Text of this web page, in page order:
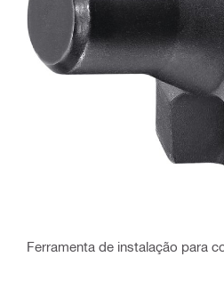
Ferramenta de instalação para